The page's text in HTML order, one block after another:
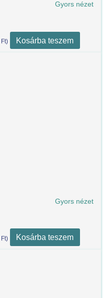
Gyors nézet
Ft) Kosárba teszem
Gyors nézet
Ft) Kosárba teszem